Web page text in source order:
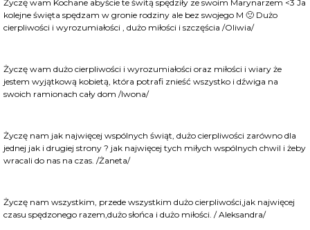
Życzę wam Kochane abyście te świtą spędziły ze swoim Marynarzem <3 Ja
kolejne święta spędzam w gronie rodziny ale bez swojego M 🙁 Dużo
cierpliwości i wyrozumiałości , dużo miłości i szczęścia /Oliwia/
Życzę wam dużo cierpliwości i wyrozumiałości oraz miłości i wiary że
jestem wyjątkową kobietą, która potrafi znieść wszystko i dźwiga na
swoich ramionach cały dom /Iwona/
Życzę nam jak najwięcej wspólnych świąt, dużo cierpliwości zarówno dla
jednej jak i drugiej strony ? jak najwięcej tych miłych wspólnych chwil i żeby
wracali do nas na czas. /Żaneta/
Życzę nam wszystkim, przede wszystkim dużo cierpliwości,jak najwięcej
czasu spędzonego razem,dużo słońca i dużo miłości. / Aleksandra/